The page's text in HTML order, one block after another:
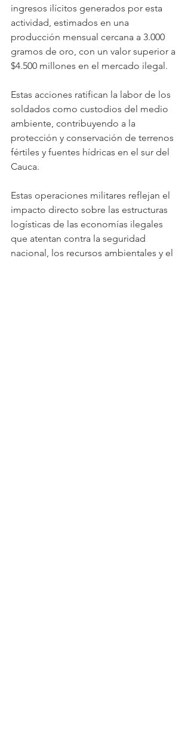
ingresos ilícitos generados por esta
actividad, estimados en una
producción mensual cercana a 3.000
gramos de oro, con un valor superior a
$4.500 millones en el mercado ilegal.
Estas acciones ratifican la labor de los
soldados como custodios del medio
ambiente, contribuyendo a la
protección y conservación de terrenos
fértiles y fuentes hídricas en el sur del
Cauca.
Estas operaciones militares reflejan el
impacto directo sobre las estructuras
logísticas de las economías ilegales
que atentan contra la seguridad
nacional, los recursos ambientales y el